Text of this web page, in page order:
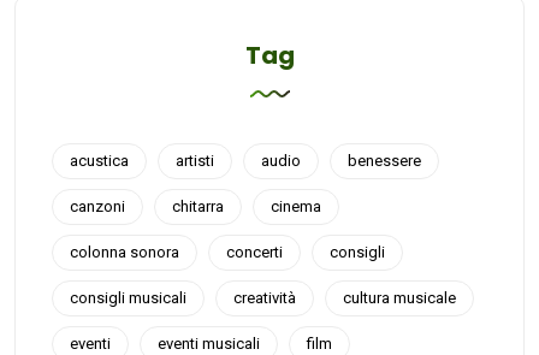
Tag
acustica artisti audio benessere
canzoni chitarra cinema
colonna sonora concerti consigli
consigli musicali creatività cultura musicale
eventi eventi musicali film